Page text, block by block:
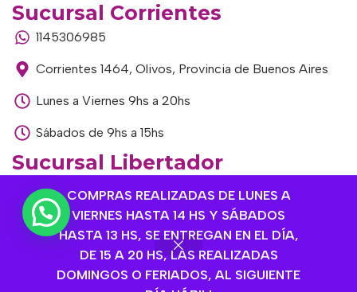
COMPRAS REALIZADAS DE LUNES A
VIERNES HASTA 14 HS Y SÁBADOS
HASTA 13 HS, SE ENTREGAN EN EL DÍA,
DE 15 A 20 HS, LAS REALIZADAS
DOMINGOS O FERIADOS, AL SIGUIENTE
Sucursal Corrientes
1145306985
Corrientes 1464, Olivos, Provincia de Buenos Aires
Lunes a Viernes 9hs a 20hs
Sábados de 9hs a 15hs
Sucursal Libertador
1168893524
Av. del Libertador 1915, Vte. López, Provincia de
Buenos Aires
Lunes a Viernes de 9hs a 13hs / 16hs a 20hs